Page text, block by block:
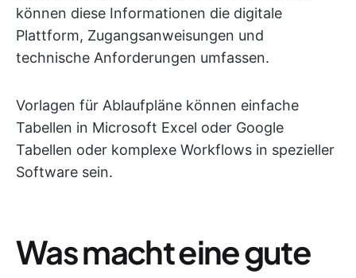
können diese Informationen die digitale
Plattform, Zugangsanweisungen und
technische Anforderungen umfassen.
Vorlagen für Ablaufpläne können einfache
Tabellen in Microsoft Excel oder Google
Tabellen oder komplexe Workflows in spezieller
Software sein.
Was macht eine gute